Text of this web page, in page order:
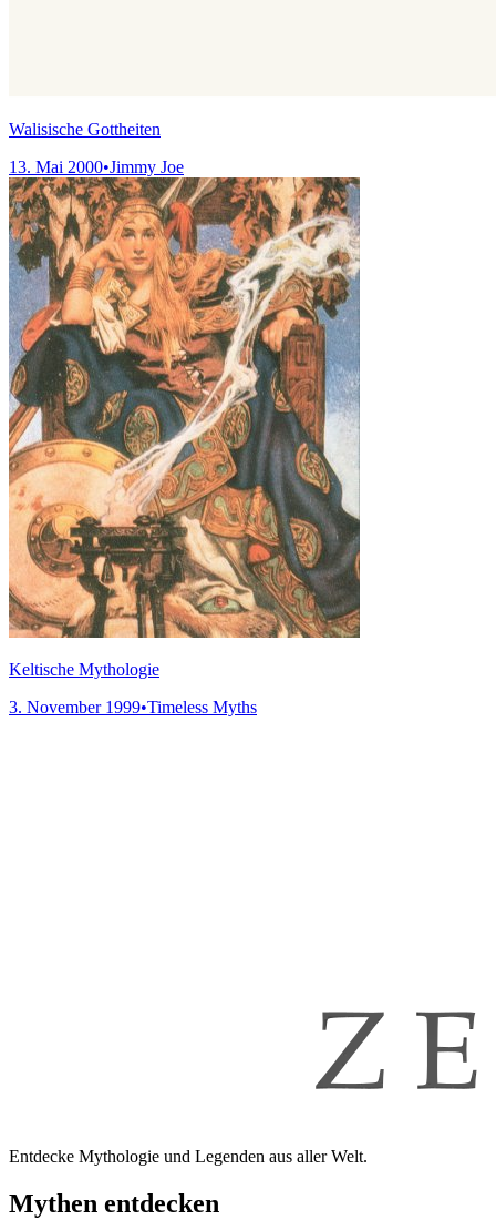
Walisische Gottheiten
13. Mai 2000•Jimmy Joe
Keltische Mythologie
3. November 1999•Timeless Myths
Entdecke Mythologie und Legenden aus aller Welt.
Mythen entdecken